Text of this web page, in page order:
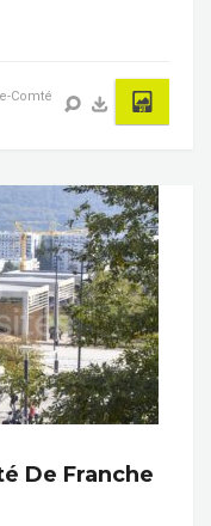
Comté
De Franche